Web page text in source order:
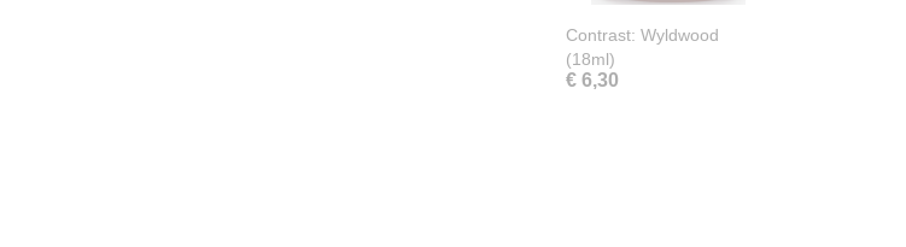
Contrast: Wyldwood
(18ml)
€ 6,30